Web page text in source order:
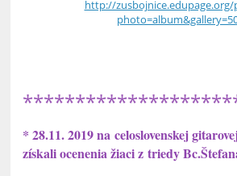
http://
* 28.11. 2019 na celoslovenskej
získali ocenenia žiaci z triedy